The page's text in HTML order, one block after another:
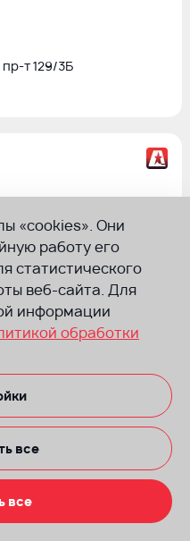
т 129/3Б
16
68
«cookies». Они
работу его
статистического
веб-сайта. Для
информации
обработки
все
все